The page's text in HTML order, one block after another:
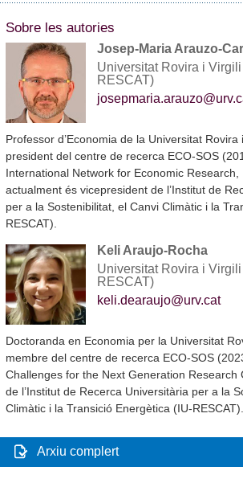
Sobre les autories
Josep-Maria Arauzo-
Universitat Rovira i
RESCAT)
Professor d’Economia de la Universitat Rovira
president del centre de recerca ECO-SOS
International Network for Economic
actualment és vicepresident de l’Institut de
per a la Sostenibilitat, el Canvi Climàtic i la
RESCAT).
Keli Araujo-Rocha
Universitat Rovira i
RESCAT)
keli.dearaujo@urv.cat
Doctoranda en Economia per la Universitat
membre del centre de recerca ECO-SOS
Challenges for the Next Generation Research
de l’Institut de Recerca Universitària per a la
Climàtic i la Transició Energètica (IU-RESCAT).
Arxiu complert